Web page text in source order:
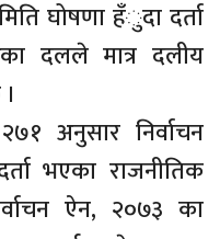
घोषणा हँुदा दर्ता
दलले मात्र दलीय
अनुसार निर्वाचन
भएका राजनीतिक
ऐन, २०७३ का